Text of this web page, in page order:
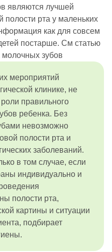
являются лучшей
полости рта у маленьких
как для совсем
постарше. См статью
зубов
мероприятий
клинике, не
правильного
ребенка. Без
невозможно
полости рта и
заболеваний.
в том случае, если
индивидуально и
полости рта,
картины и ситуации
подбирает